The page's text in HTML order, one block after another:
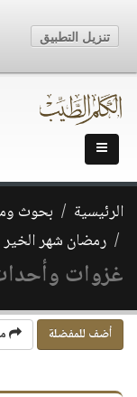
الرئيسية بحوث
رمضان شهر الخير
غزوات
أضف للمفضلة
تنزيل التطبيق